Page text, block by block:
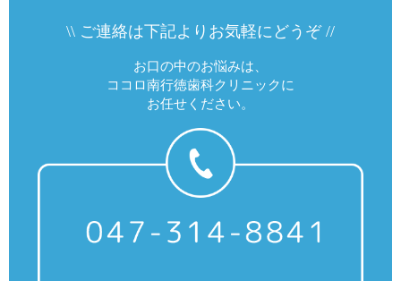
\\ ご連絡は下記よりお気軽にどうぞ //
お口の中のお悩みは、
ココロ南行徳歯科クリニックに
お任せください。